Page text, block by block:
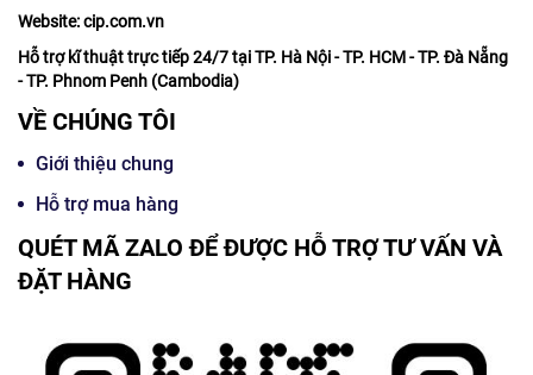
Website: cip.com.vn
Hỗ trợ kĩ thuật trực tiếp 24/7 tại TP. Hà Nội - TP. HCM - TP. Đà Nẵng
- TP. Phnom Penh (Cambodia)
VỀ CHÚNG TÔI
Giới thiệu chung
Hỗ trợ mua hàng
QUÉT MÃ ZALO ĐỂ ĐƯỢC HỖ TRỢ TƯ VẤN VÀ
ĐẶT HÀNG